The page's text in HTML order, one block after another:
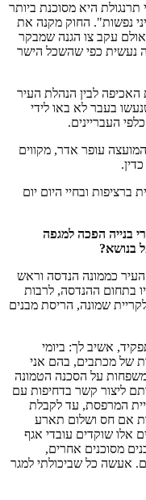
היא מסוכנת ביותר
נפשות". החוק מקנה את
עקב צו הגנה שמבקר
נעשית כפי שהשכל הישר
האכיפה לבין הנהלת העיר
בעבר לא באו לידי
העבריינים.
עופר אדר, מקווים
ובחיי היום יום
בנייה הפכה למגפה
בנושא?
העיר כממונה הנדסה וראש
בתחום ההנדסה, לרבות
שמונה, הריסת מבנים
אשיב לך: ביומי
של מכתבים, בהם אני
על הסכנה הטמונה
ליצור קשר בדחיפות עם
המרפסת, עד לקבלת
אם חס ושלום תארע
אלו שוקדים עובדי אגף
מסוכנים אחרים,
אעשה כל שביכולתי למגר